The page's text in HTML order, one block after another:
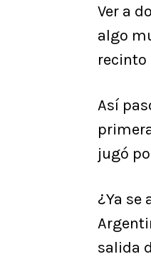
Ver a
algo
recinto
Así
jugó
¿Ya se
salida